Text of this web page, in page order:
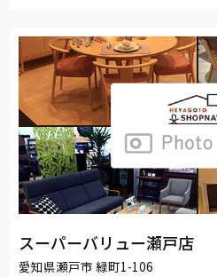
スーパーバリュー瀬戸店
愛知県瀬戸市 緑町1-106